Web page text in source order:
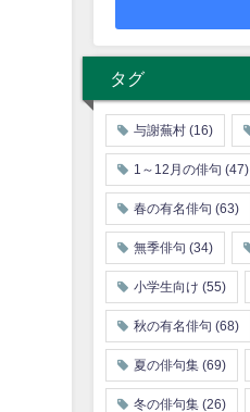
タグ
与謝蕪村 (16)
1～12月の俳句 (47)
春の有名俳句 (63)
無季俳句 (34)
小学生向け (55)
秋の有名俳句 (68)
夏の俳句集 (69)
冬の俳句集 (26)